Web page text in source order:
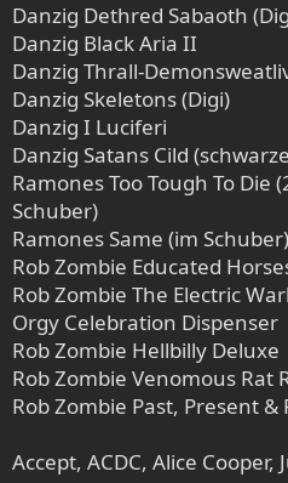
Danzig Dethred Sabaoth
Danzig Black Aria II
Danzig Thrall-
Danzig Skeletons (Digi)
Danzig I Luciferi
Danzig Satans Cild
Ramones Too Tough To Die
Schuber)
Ramones Same (im Schuber)
Rob Zombie Educated
Rob Zombie The Electric
Orgy Celebration Dispenser
Rob Zombie Hellbilly Deluxe
Rob Zombie Venomous Rat
Rob Zombie Past, Present &
Accept, ACDC, Alice Cooper,